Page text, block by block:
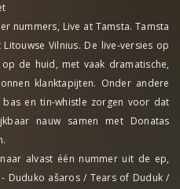
nummers, Live at Tamsta. Tamsta
Vilnius. De live-versies op
de huid, met vaak dramatische,
klanktapijten. Onder andere
en tin-whistle zorgen voor dat
nauw samen met Donatas
alvast één nummer uit de ep,
Duduko ašaros / Tears of Duduk /